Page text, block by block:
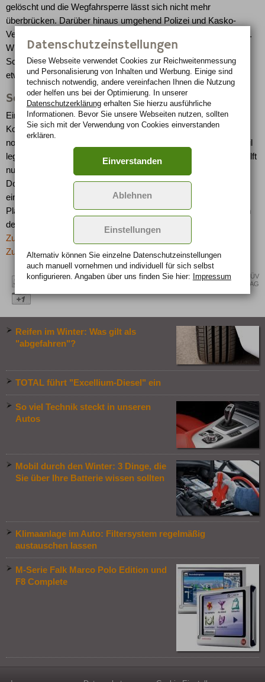
gelöscht und die Wegfahrsperre lässt sich nicht mehr
überbrücken. Darüber hinaus umgehend Polizei und Kasko-
Versicherung am besten schriftlich über den Verlust informieren.
Wichtig ist, den Werkstattauftrag zur Löschung der alten
Schlüsseldaten aufzubewahren, um im Fall eines Diebstahls
etwas in der Hand zu haben.
Schwachstelle Kofferraum
Ein Ort, an dem der Schlüssel häufig abhandenkommt, ist der
Kofferraum. Wer den Wagen verriegelt, solange die Heckklappe
noch offen steht, den Schlüssel beim Ausladen ins Gepäckabteil
legt und dann den Deckel schließt, hat das Nachsehen. Dann hilft
nur der Pannendienst, der das Auto mit Spezialwerkzeug öffnet.
Doch jeder Pkw hat ein mechanisches Schloss, das sich mit
einem Notschlüssel öffnen lässt. Diesen meist kompakten
Plastikschlüssel deshalb immer mitführen und beispielsweise in
der Brieftasche aufbewahren.
Zurück zur letzten Seite
Zur Übersicht: -> Schlagzeilen
Quelle: TÜV
Rheinland AG
Reifen im Winter: Was gilt als
"abgefahren"?
TOTAL führt "Excellium-Diesel" ein
So viel Technik steckt in unseren
Autos
Mobil durch den Winter: 3 Dinge, die
Sie über Ihre Batterie wissen sollten
Klimaanlage im Auto: Filtersystem regelmäßig
austauschen lassen
M-Serie Falk Marco Polo Edition und
F8 Complete
Datenschutzeinstellungen
Diese Webseite verwendet Cookies zur Reichweiten­messung
und Personalisierung von Inhalten und Werbung. Einige sind
technisch notwendig, andere vereinfachen Ihnen die Nutzung
oder helfen uns bei der Optimierung. In unserer
Datenschutzerklärungerhalten Sie hierzu ausführliche
Informationen. Bevor Sie unsere Webseiten nutzen, sollten
Sie sich mit der Verwendung von Cookies einverstanden
erklären.
Einverstanden
Ablehnen
Einstellungen
Alternativ können Sie einzelne Datenschutz­ein­stellungen
auch manuell vor­nehmen und indivi­duell für sich selbst
konfigurieren. Angaben über uns finden Sie hier: Impressum